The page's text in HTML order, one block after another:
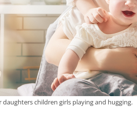
children girls playing and hugging.